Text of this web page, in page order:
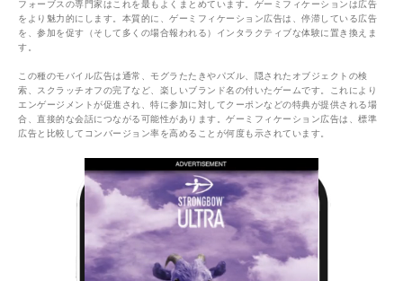
フォーブスの専門家はこれを最もよくまとめています。ゲーミフィケーションは広告
をより魅力的にします。本質的に、ゲーミフィケーション広告は、停滞している広告
を、参加を促す（そして多くの場合報われる）インタラクティブな体験に置き換えま
す。
この種のモバイル広告は通常、モグラたたきやパズル、隠されたオブジェクトの検
索、スクラッチオフの完了など、楽しいブランド名の付いたゲームです。これにより
エンゲージメントが促進され、特に参加に対してクーポンなどの特典が提供される場
合、直接的な会話につながる可能性があります。ゲーミフィケーション広告は、標準
広告と比較してコンバージョン率を高めることが何度も示されています。